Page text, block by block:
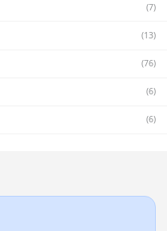
(7)
(13)
(76)
(6)
(6)